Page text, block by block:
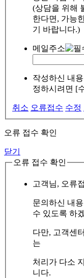
(상담을 위해
한다면, 가능
기 바랍니다.)
메일주소
작성하신 내
정하시려면 [
취소 오류접수 수정
오류 접수 확인
닫기
오류 접수 확인
고객님, 오류
문의하신 내
수 있도록 하
다만, 고객센
는
처리가 다소
니다.